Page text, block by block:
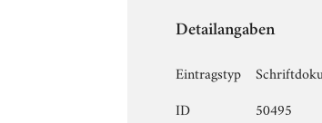
Detailangaben
Eintragstyp
ID
50495